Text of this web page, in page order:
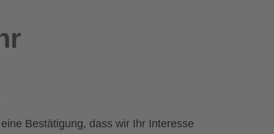
Bestätigung, dass wir Ihr Interesse